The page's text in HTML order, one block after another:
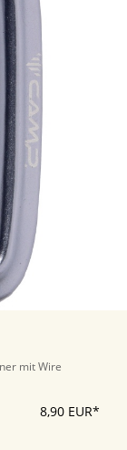
mit Wire
8,90 EUR*